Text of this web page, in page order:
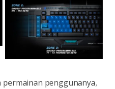
penggunanya,